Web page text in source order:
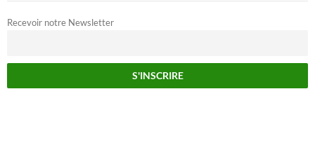
Recevoir notre Newsletter